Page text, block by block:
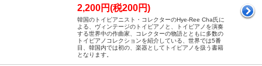
2,200円(税200円)
韓国のトイピアニスト・コレクターのHye-Ree Cha氏に
よる、ヴィンテージのトイピアノと、トイピアノを演奏
する世界中の作曲家、コレクターの物語とともに多数の
トイピアノコレクションを紹介している、世界では5番
目、韓国内では初の、楽器としてトイピアノを扱う書籍
となります。